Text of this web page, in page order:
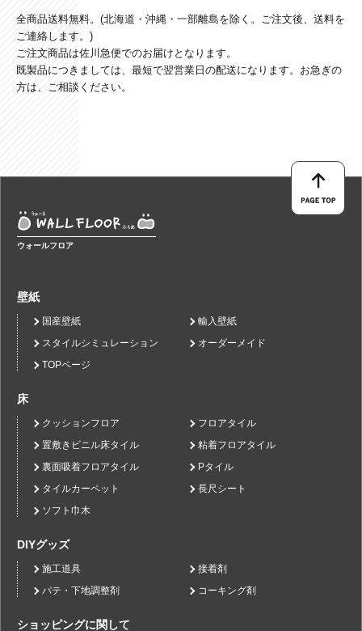
全商品送料無料。(北海道・沖縄・一部離島を除く。ご注文後、送料を
ご連絡します。)
ご注文商品は佐川急便でのお届けとなります。
既製品につきましては、最短で翌営業日の配送になります。お急ぎの
方は、ご相談ください。
ウォールフロア
壁紙
国産壁紙
輸入壁紙
スタイルシミュレーション
オーダーメイド
TOPページ
床
クッションフロア
フロアタイル
置敷きビニル床タイル
粘着フロアタイル
裏面吸着フロアタイル
Pタイル
タイルカーペット
長尺シート
ソフト巾木
DIYグッズ
施工道具
接着剤
パテ・下地調整剤
コーキング剤
ショッピングに関して